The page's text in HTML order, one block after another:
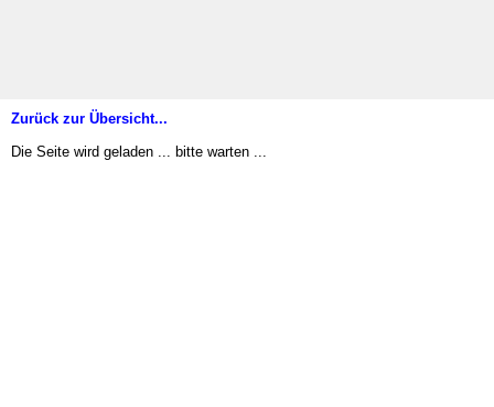
Zurück zur Übersicht...
Die Seite wird geladen ... bitte warten ...